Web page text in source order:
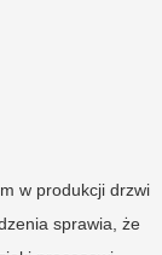
w produkcji drzwi
sprawia, że